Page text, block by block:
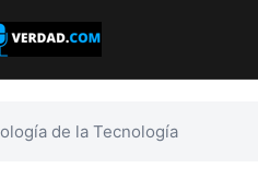
de la Tecnología